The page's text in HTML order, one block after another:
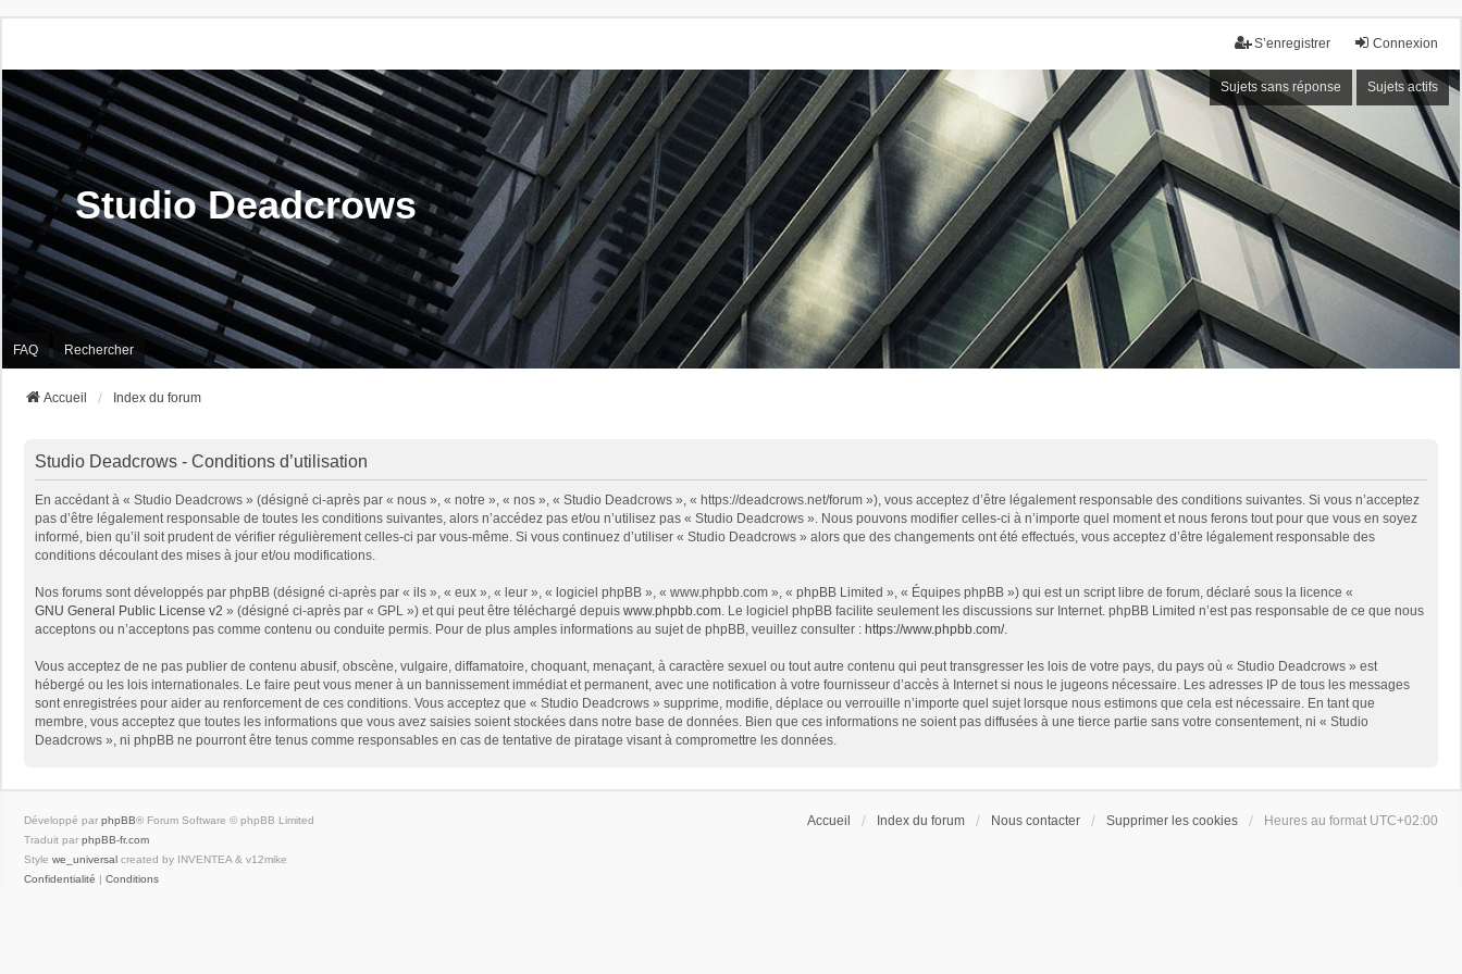
Connexion
S’enregistrer
Sujets sans réponse Sujets actifs
Studio Deadcrows
FAQ Rechercher
Accueil Index du forum
Studio Deadcrows - Conditions d’utilisation
En accédant à « Studio Deadcrows » (désigné ci-après par « nous », « notre », « nos », « Studio Deadcrows », « https://deadcrows.net/forum »), vous acceptez d’être légalement responsable des conditions suivantes. Si vous n’acceptez
pas d’être légalement responsable de toutes les conditions suivantes, alors n’accédez pas et/ou n’utilisez pas « Studio Deadcrows ». Nous pouvons modifier celles-ci à n’importe quel moment et nous ferons tout pour que vous en soyez
informé, bien qu’il soit prudent de vérifier régulièrement celles-ci par vous-même. Si vous continuez d’utiliser « Studio Deadcrows » alors que des changements ont été effectués, vous acceptez d’être légalement responsable des
conditions découlant des mises à jour et/ou modifications.
Nos forums sont développés par phpBB (désigné ci-après par « ils », « eux », « leur », « logiciel phpBB », « www.phpbb.com », « phpBB Limited », « Équipes phpBB ») qui est un script libre de forum, déclaré sous la licence «
GNU General Public License v2 » (désigné ci-après par « GPL ») et qui peut être téléchargé depuis www.phpbb.com. Le logiciel phpBB facilite seulement les discussions sur Internet. phpBB Limited n’est pas responsable de ce que nous
acceptons ou n’acceptons pas comme contenu ou conduite permis. Pour de plus amples informations au sujet de phpBB, veuillez consulter : https://www.phpbb.com/.
Vous acceptez de ne pas publier de contenu abusif, obscène, vulgaire, diffamatoire, choquant, menaçant, à caractère sexuel ou tout autre contenu qui peut transgresser les lois de votre pays, du pays où « Studio Deadcrows » est
hébergé ou les lois internationales. Le faire peut vous mener à un bannissement immédiat et permanent, avec une notification à votre fournisseur d’accès à Internet si nous le jugeons nécessaire. Les adresses IP de tous les messages
sont enregistrées pour aider au renforcement de ces conditions. Vous acceptez que « Studio Deadcrows » supprime, modifie, déplace ou verrouille n’importe quel sujet lorsque nous estimons que cela est nécessaire. En tant que
membre, vous acceptez que toutes les informations que vous avez saisies soient stockées dans notre base de données. Bien que ces informations ne soient pas diffusées à une tierce partie sans votre consentement, ni « Studio
Deadcrows », ni phpBB ne pourront être tenus comme responsables en cas de tentative de piratage visant à compromettre les données.
Accueil Index du forum Nous contacter Supprimer les cookies Heures au format UTC+02:00
Développé par phpBB® Forum Software © phpBB Limited
Traduit par phpBB-fr.com
Style we_universal created by INVENTEA & v12mike
Confidentialité | Conditions